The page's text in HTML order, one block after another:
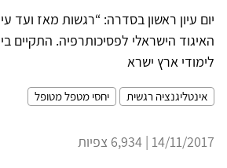
יום עיון ראשון בסדרה: “רגשות מאז ועד
לימודי ארץ ישרא
אינטליגנציה רגשית יחסי מטפל מטופל
14/11/2017 | 6,934 צפיות